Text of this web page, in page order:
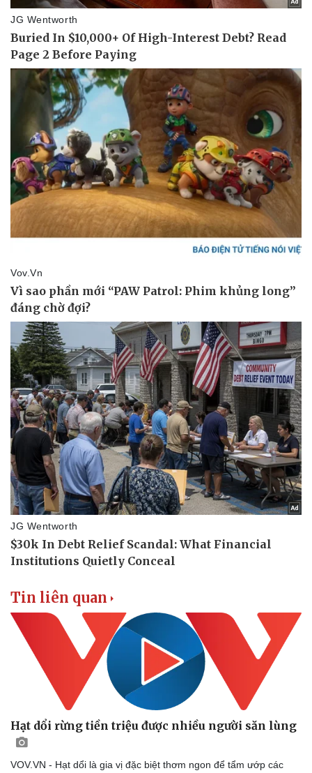
Tin liên quan
Hạt dổi rừng tiền triệu được nhiều người săn lùng
VOV.VN - Hạt dổi là gia vị đặc biệt thơm ngon để tẩm ướp các